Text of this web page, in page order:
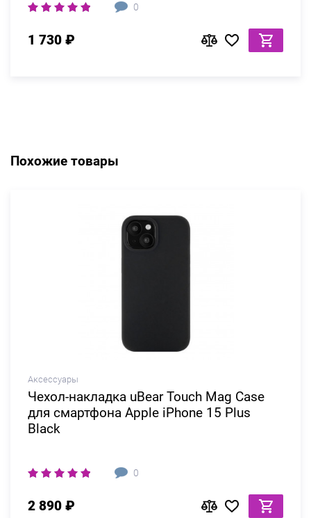
0
1 730 ₽
Похожие товары
Аксессуары
Чехол-накладка uBear Touch Mag Case
для смартфона Apple iPhone 15 Plus
Black
0
2 890 ₽